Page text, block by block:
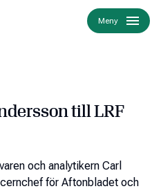
Meny
till LRF
och analytikern Carl
för Aftonbladet och